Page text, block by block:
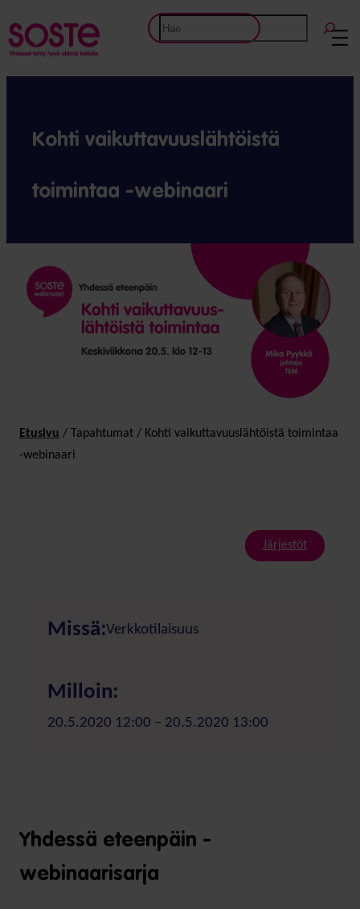
Etsi
Kohti vaikuttavuuslähtöistä
toimintaa -webinaari
Etusivu / Tapahtumat / Kohti vaikuttavuuslähtöistä toimintaa
-webinaari
Järjestöt
Missä:Verkkotilaisuus
Milloin:
20.5.2020 12:00 – 20.5.2020 13:00
Yhdessä eteenpäin -
webinaarisarja